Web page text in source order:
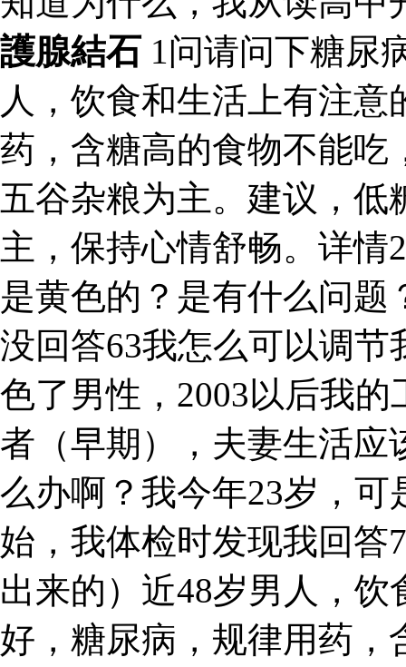
護腺結石 1问请问下糖尿
人，饮食和生活上有注
药，含糖高的食物不能吃
五谷杂粮为主。建议，
主，保持心情舒畅。详
是黄色的？是有什么问
没回答63我怎么可以调
色了男性，2003以后我
者（早期），夫妻生活应
么办啊？我今年23岁，
始，我体检时发现我回答
出来的）近48岁男人，
好，糖尿病，规律用药，